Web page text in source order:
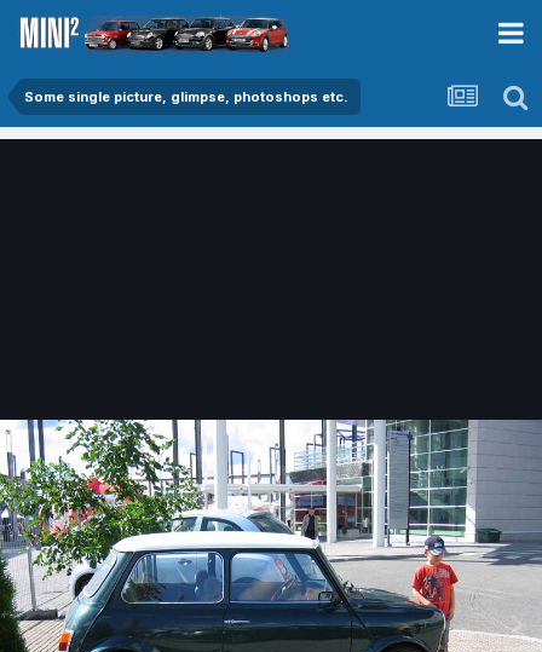
Some single picture, glimpse, photoshops etc.